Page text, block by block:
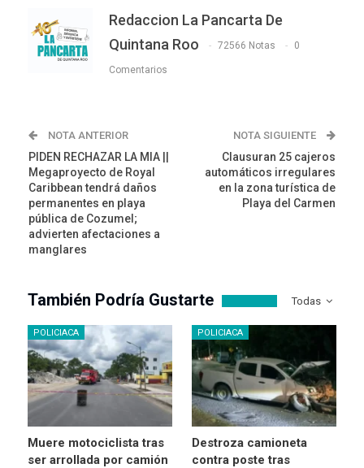
Redaccion La Pancarta De
Quintana Roo
72566 Notas 0
Comentarios
NOTA ANTERIOR
PIDEN RECHAZAR LA MIA ||
Megaproyecto de Royal
Caribbean tendrá daños
permanentes en playa
pública de Cozumel;
advierten afectaciones a
manglares
NOTA SIGUIENTE
Clausuran 25 cajeros
automáticos irregulares
en la zona turística de
Playa del Carmen
Todas
También Podría Gustarte
POLICIACA
Muere motociclista tras
ser arrollada por camión
POLICIACA
Destroza camioneta
contra poste tras